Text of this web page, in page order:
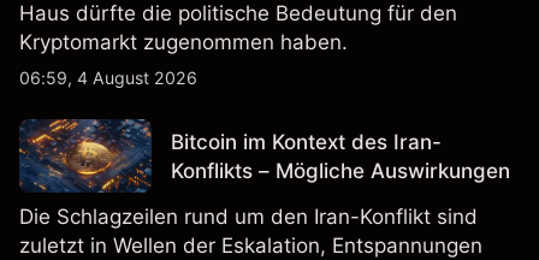
Haus dürfte die politische Bedeutung für den
Kryptomarkt zugenommen haben.
06:59, 4 August 2026
Bitcoin im Kontext des Iran-
Konflikts – Mögliche Auswirkungen
Die Schlagzeilen rund um den Iran-Konflikt sind
zuletzt in Wellen der Eskalation, Entspannungen